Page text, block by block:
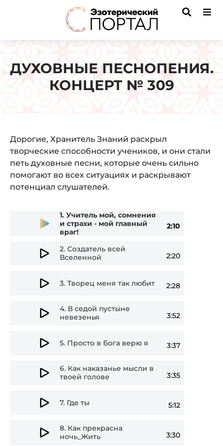
ДУХОВНЫЕ ПЕСНОПЕНИЯ.
КОНЦЕРТ № 309
Дорогие, Хранитель Знаний раскрыл
творческие способности учеников, и они стали
петь духовные песни, которые очень сильно
помогают во всех ситуациях и раскрывают
потенциал слушателей.
1. Учитель мой, сомнения
и страхи - мой главный
враг!
2:10
2. Создатель всей
Вселенной
2:20
3. Творец меня так любит 2:28
4. В седой пустыне
невезенья
3:52
5. Просто в Бога верю я 3:37
6. Как наказанье мысли в
твоей голове
3:35
7. Где ты 5:12
8. Как прекрасна
ночь_Жить
3:30